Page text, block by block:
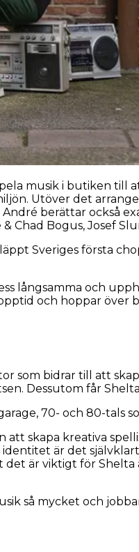
musik i butiken till
Utöver det
berättar också
Chad Bogus, Josef
Sveriges första
långsamma och
och hoppar över
som bidrar till att
Dessutom får
70- och 80-tals
skapa kreativa
identitet är det
är viktigt för
så mycket och